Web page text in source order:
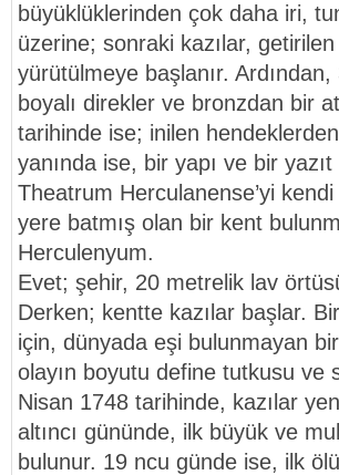
büyüklüklerinden çok daha iri,
üzerine; sonraki kazılar,
yürütülmeye başlanır.
boyalı direkler ve bronzdan bir
tarihinde ise; inilen
yanında ise, bir yapı ve bir
Theatrum Herculanense’yi kendi
yere batmış olan bir kent
Herculenyum.
Evet; şehir, 20 metrelik lav
Derken; kentte kazılar başlar.
için, dünyada eşi bulunmayan
olayın boyutu define tutkusu ve
Nisan 1748 tarihinde, kazılar
altıncı gününde, ilk büyük ve
bulunur. 19 ncu günde ise, ilk